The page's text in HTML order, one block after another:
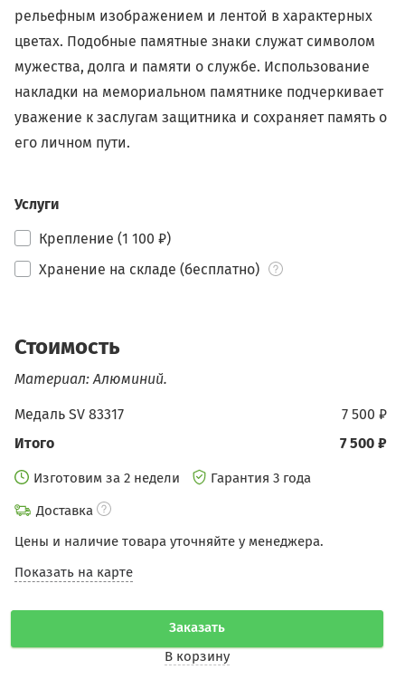
рельефным изображением и лентой в характерных
цветах. Подобные памятные знаки служат символом
мужества, долга и памяти о службе. Использование
накладки на мемориальном памятнике подчеркивает
уважение к заслугам защитника и сохраняет память о
его личном пути.
Услуги
Крепление (1 100 ₽)
Хранение на складе (бесплатно)
Стоимость
Материал: Алюминий.
7 500 ₽
Медаль SV 83317
7 500 ₽
Итого
Изготовим за 2 недели
Гарантия 3 года
Доставка
Цены и наличие товара уточняйте у менеджера.
Показать на карте
Заказать
В корзину